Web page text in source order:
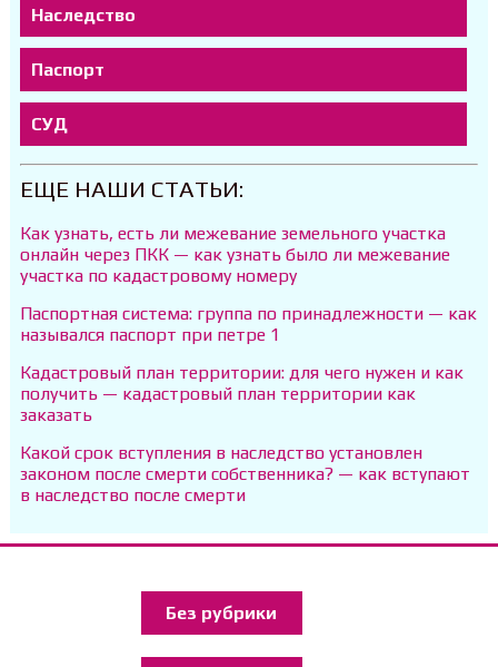
Наследство
Паспорт
СУД
ЕЩЕ НАШИ СТАТЬИ:
Как узнать, есть ли межевание земельного участка
онлайн через ПКК — как узнать было ли межевание
участка по кадастровому номеру
Паспортная система: группа по принадлежности — как
назывался паспорт при петре 1
Кадастровый план территории: для чего нужен и как
получить — кадастровый план территории как
заказать
Какой срок вступления в наследство установлен
законом после смерти собственника? — как вступают
в наследство после смерти
Без рубрики